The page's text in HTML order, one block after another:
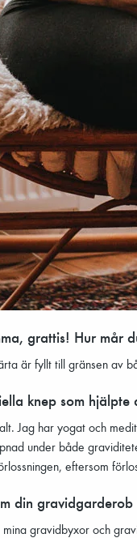
grattis! Hur mår
är fyllt till gränsen av
knep som
Jag har yogat och
under både
eftersom
din
gravidbyxor och